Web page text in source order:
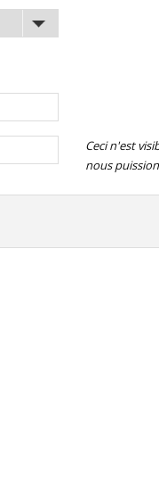
Ceci n'est
nous